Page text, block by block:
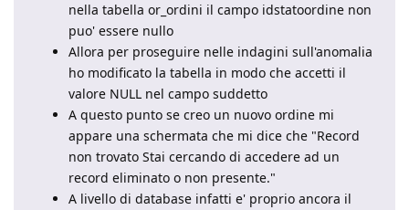
nella tabella or_ordini il campo idstatoordine non
puo' essere nullo
Allora per proseguire nelle indagini sull'anomalia
ho modificato la tabella in modo che accetti il
valore NULL nel campo suddetto
A questo punto se creo un nuovo ordine mi
appare una schermata che mi dice che "Record
non trovato Stai cercando di accedere ad un
record eliminato o non presente."
A livello di database infatti e' proprio ancora il